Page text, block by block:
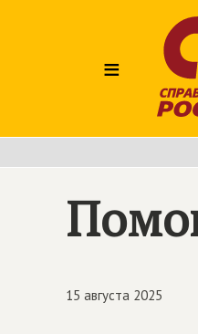
≡
15 августа 2025